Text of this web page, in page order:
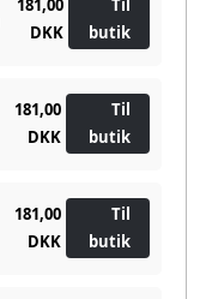
181,00
DKK
Til
butik
181,00
DKK
Til
butik
181,00
DKK
Til
butik